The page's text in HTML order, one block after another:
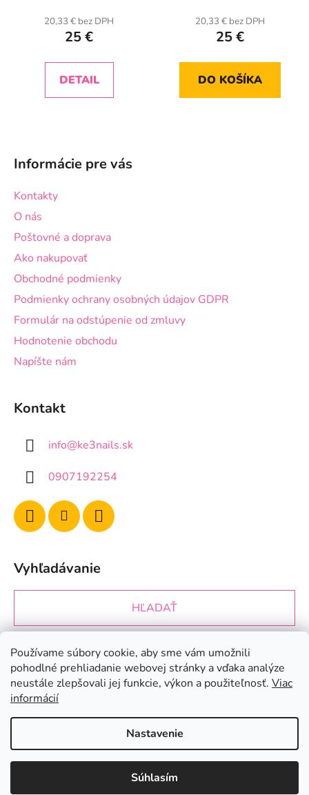
Používame súbory cookie, aby sme vám umožnili
pohodlné prehliadanie webovej stránky a vďaka analýze
neustále zlepšovali jej funkcie, výkon a použiteľnosť. Viac
informácií
Nastavenie
Súhlasím
20,33 € bez DPH
25 €
DETAIL
20,33 € bez DPH
25 €
DO KOŠÍKA
Informácie pre vás
Kontakty
O nás
Poštovné a doprava
Ako nakupovať
Obchodné podmienky
Podmienky ochrany osobných údajov GDPR
Formulár na odstúpenie od zmluvy
Hodnotenie obchodu
Napíšte nám
Kontakt
info@ke3nails.sk
0907192254
Vyhľadávanie
HĽADAŤ
Prijímame online platby
Vytvoril Shoptet &
Ke3nails.sk. Všetky práva vyhradené.